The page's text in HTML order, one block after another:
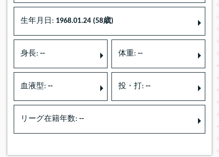
生年月日: 1968.01.24 (58歳)
身長: -- 体重: --
血液型: -- 投・打: --
リーグ在籍年数: --